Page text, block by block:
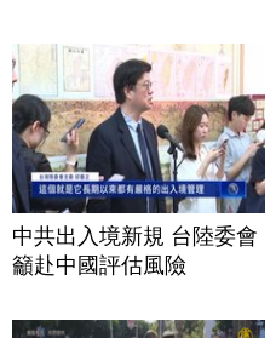
中共出入境新規 台陸委會
籲赴中國評估風險